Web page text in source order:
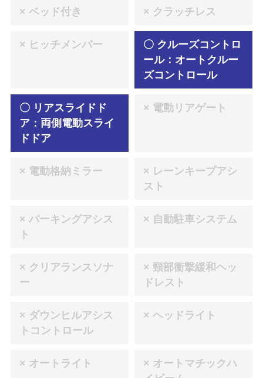
× ベッド付き × クラッチレス
× ヒッチメンバー
〇 クルーズコントロ
ール：オートクルー
ズコントロール
〇 リアスライドド
ア：両側電動スライ
ドドア
× 電動リアゲート
× 電動格納ミラー
× レーンキープアシ
スト
× パーキングアシス
ト
× 自動駐車システム
× クリアランスソナ
ー
× 頸部衝撃緩和ヘッ
ドレスト
× ダウンヒルアシス
トコントロール
× ヘッドライト
× オートライト
× オートマチックハ